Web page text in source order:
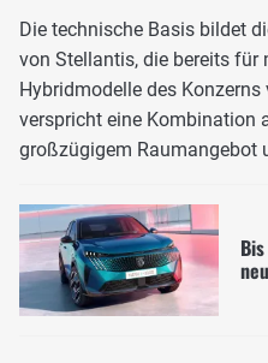
Die technische Basis bildet
von Stellantis, die bereits für
Hybridmodelle des
verspricht eine Kombination
großzügigem Raumangebot